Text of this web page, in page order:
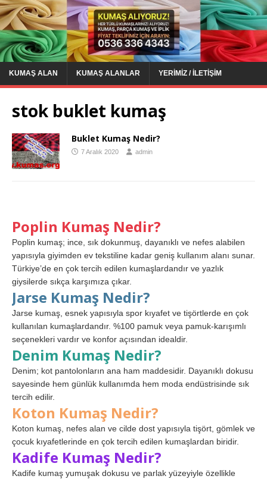
KUMAŞ ALAN KUMAŞ ALANLAR YERIMIZ / İLETIŞIM
stok buklet kumaş
Buklet Kumaş Nedir?
7 Aralık 2020 admin
Poplin Kumaş Nedir?
Poplin kumaş; ince, sık dokunmuş, dayanıklı ve nefes alabilen
yapısıyla giyimden ev tekstiline kadar geniş kullanım alanı sunar.
Türkiye’de en çok tercih edilen kumaşlardandır ve yazlık
giysilerde sıkça karşımıza çıkar.
Jarse Kumaş Nedir?
Jarse kumaş, esnek yapısıyla spor kıyafet ve tişörtlerde en çok
kullanılan kumaşlardandır. %100 pamuk veya pamuk-karışımlı
seçenekleri vardır ve konfor açısından idealdir.
Denim Kumaş Nedir?
Denim; kot pantolonların ana ham maddesidir. Dayanıklı dokusu
sayesinde hem günlük kullanımda hem moda endüstrisinde sık
tercih edilir.
Koton Kumaş Nedir?
Koton kumaş, nefes alan ve cilde dost yapısıyla tişört, gömlek ve
çocuk kıyafetlerinde en çok tercih edilen kumaşlardan biridir.
Kadife Kumaş Nedir?
Kadife kumaş yumuşak dokusu ve parlak yüzeyiyle özellikle